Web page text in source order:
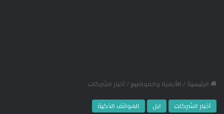
الرئيسية/ الأجهزة والمواضيع/أخبار الشركات
أخبار الشركات
ابل الهواتف الذكية